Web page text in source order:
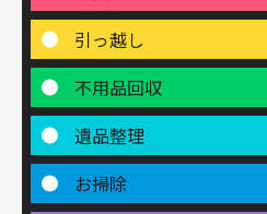
引っ越し
不用品回収
遺品整理
お掃除